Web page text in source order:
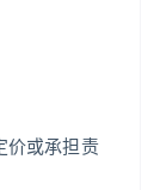
价或承担责